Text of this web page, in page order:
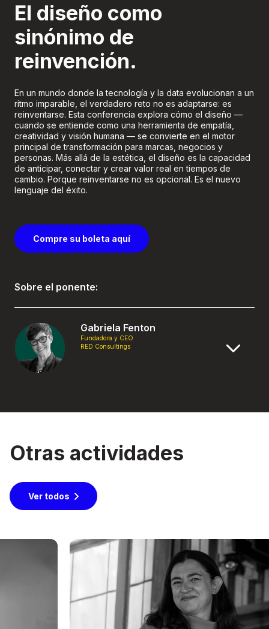
El diseño como
sinónimo de
reinvención.
En un mundo donde la tecnología y la data evolucionan a un
ritmo imparable, el verdadero reto no es adaptarse: es
reinventarse. Esta conferencia explora cómo el diseño —
cuando se entiende como una herramienta de empatía,
creatividad y visión humana — se convierte en el motor
principal de transformación para marcas, negocios y
personas. Más allá de la estética, el diseño es la capacidad
de anticipar, conectar y crear valor real en tiempos de
cambio. Porque reinventarse no es opcional. Es el nuevo
lenguaje del éxito.
Compre su boleta aquí
Sobre el ponente:
Gabriela Fenton
Fundadora y CEO
RED Consultings
Otras actividades
Ver todos